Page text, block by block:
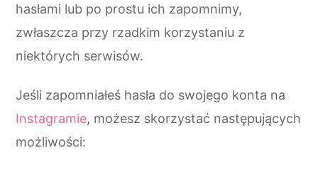
hasłami lub po prostu ich zapomnimy,
zwłaszcza przy rzadkim korzystaniu z
niektórych serwisów.
Jeśli zapomniałeś hasła do swojego konta na
Instagramie, możesz skorzystać następujących
możliwości: